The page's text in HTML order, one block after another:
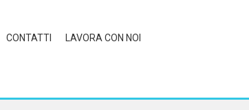
CONTATTI
LAVORA CON NOI